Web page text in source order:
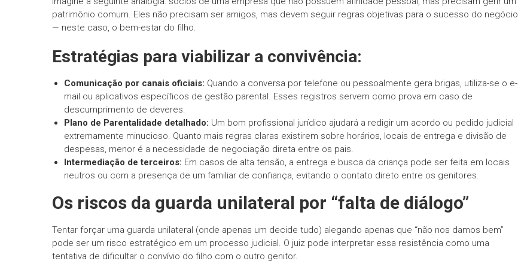
patrimônio comum. Eles não precisam ser amigos, mas devem seguir regras objetivas para o sucesso do negócio
— neste caso, o bem-estar do filho.
Estratégias para viabilizar a convivência:
Comunicação por canais oficiais: Quando a conversa por telefone ou pessoalmente gera brigas, utiliza-se o e-
mail ou aplicativos específicos de gestão parental. Esses registros servem como prova em caso de
descumprimento de deveres.
Plano de Parentalidade detalhado: Um bom profissional jurídico ajudará a redigir um acordo ou pedido judicial
extremamente minucioso. Quanto mais regras claras existirem sobre horários, locais de entrega e divisão de
despesas, menor é a necessidade de negociação direta entre os pais.
Intermediação de terceiros: Em casos de alta tensão, a entrega e busca da criança pode ser feita em locais
neutros ou com a presença de um familiar de confiança, evitando o contato direto entre os genitores.
Os riscos da guarda unilateral por “falta de diálogo”
Tentar forçar uma guarda unilateral (onde apenas um decide tudo) alegando apenas que “não nos damos bem”
pode ser um risco estratégico em um processo judicial. O juiz pode interpretar essa resistência como uma
tentativa de dificultar o convívio do filho com o outro genitor.